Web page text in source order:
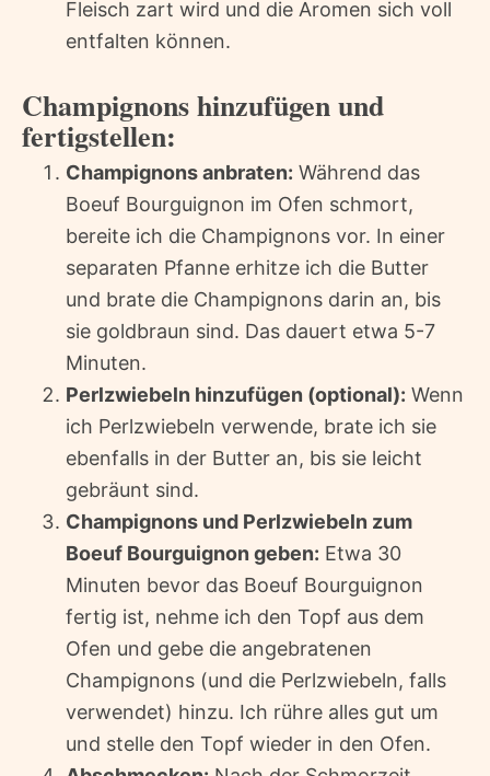
Fleisch zart wird und die Aromen sich voll
entfalten können.
Champignons hinzufügen und
fertigstellen:
Champignons anbraten: Während das
Boeuf Bourguignon im Ofen schmort,
bereite ich die Champignons vor. In einer
separaten Pfanne erhitze ich die Butter
und brate die Champignons darin an, bis
sie goldbraun sind. Das dauert etwa 5-7
Minuten.
Perlzwiebeln hinzufügen (optional): Wenn
ich Perlzwiebeln verwende, brate ich sie
ebenfalls in der Butter an, bis sie leicht
gebräunt sind.
Champignons und Perlzwiebeln zum
Boeuf Bourguignon geben: Etwa 30
Minuten bevor das Boeuf Bourguignon
fertig ist, nehme ich den Topf aus dem
Ofen und gebe die angebratenen
Champignons (und die Perlzwiebeln, falls
verwendet) hinzu. Ich rühre alles gut um
und stelle den Topf wieder in den Ofen.